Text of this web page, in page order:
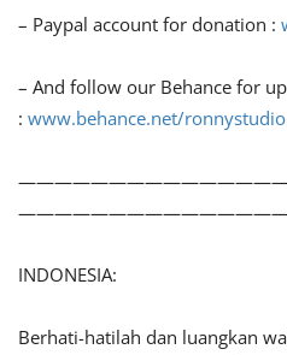
– Paypal account for donation :
– And follow our Behance for
: www.behance.net/ronnystudio
INDONESIA:
Berhati-hatilah dan luangkan